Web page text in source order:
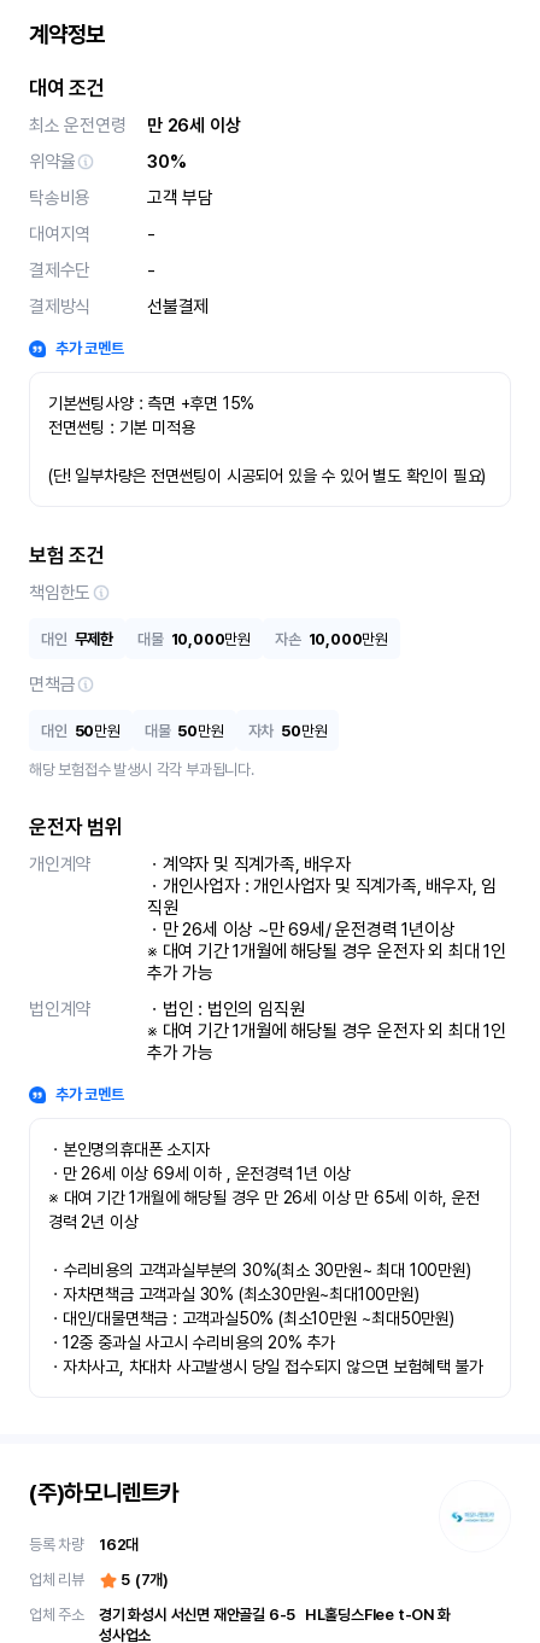
계약정보
대여 조건
최소 운전연령
만 26세 이상
위약율
30%
탁송비용
고객 부담
대여지역
-
결제수단
-
결제방식
선불결제
추가 코멘트
기본썬팅사양 : 측면 +후면 15%
전면썬팅 : 기본 미적용
(단! 일부차량은 전면썬팅이 시공되어 있을 수 있어 별도 확인이 필요)
보험 조건
책임한도
대인 무제한 대물 10,000만원 자손 10,000만원
면책금
대인 50만원 대물 50만원 자차 50만원
해당 보험접수 발생시 각각 부과됩니다.
운전자 범위
개인계약
ㆍ계약자 및 직계가족, 배우자
ㆍ개인사업자 : 개인사업자 및 직계가족, 배우자, 임
직원
ㆍ만 26세 이상 ~만 69세/ 운전경력 1년이상
※ 대여 기간 1개월에 해당될 경우 운전자 외 최대 1인
추가 가능
법인계약
ㆍ법인 : 법인의 임직원
※ 대여 기간 1개월에 해당될 경우 운전자 외 최대 1인
추가 가능
추가 코멘트
ㆍ본인명의휴대폰 소지자
ㆍ만 26세 이상 69세 이하 , 운전경력 1년 이상
※ 대여 기간 1개월에 해당될 경우 만 26세 이상 만 65세 이하, 운전
경력 2년 이상
ㆍ수리비용의 고객과실부분의 30%(최소 30만원~ 최대 100만원)
ㆍ자차면책금 고객과실 30% (최소30만원~최대100만원)
ㆍ대인/대물면책금 : 고객과실50% (최소10만원 ~최대50만원)
ㆍ12중 중과실 사고시 수리비용의 20% 추가
ㆍ자차사고, 차대차 사고발생시 당일 접수되지 않으면 보험혜택 불가
(주)하모니렌트카
등록 차량 162대
업체 리뷰
5 (7개)
업체 주소
경기 화성시 서신면 재안골길 6-5	 HL홀딩스Flee t-ON 화
성사업소